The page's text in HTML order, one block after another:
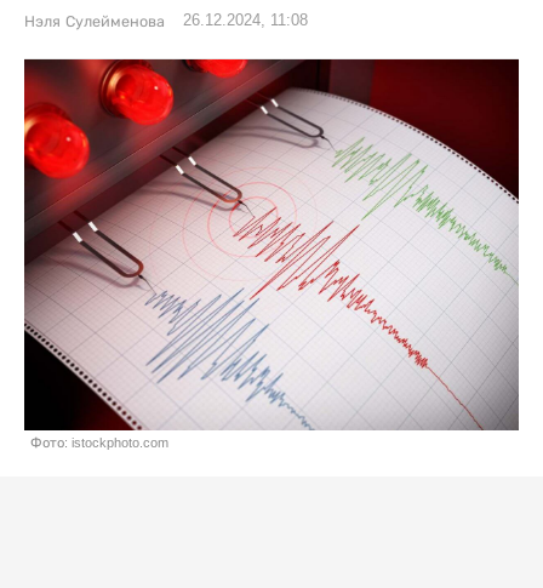
Нэля Сулейменова 26.12.2024, 11:08
Фото: istockphoto.com